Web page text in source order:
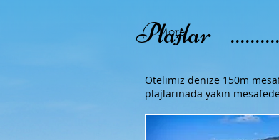
More
Plajlar
Otelimiz denize 150m
plajlarınada yakın